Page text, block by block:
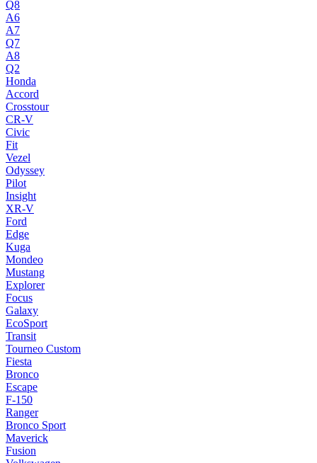
Q8
A6
A7
Q7
A8
Q2
Honda
Accord
Crosstour
CR-V
Civic
Fit
Vezel
Odyssey
Pilot
Insight
XR-V
Ford
Edge
Kuga
Mondeo
Mustang
Explorer
Focus
Galaxy
EcoSport
Transit
Tourneo Custom
Fiesta
Bronco
Escape
F-150
Ranger
Bronco Sport
Maverick
Fusion